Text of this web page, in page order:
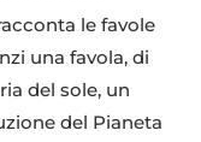
le favole
una favola, di
del sole, un
del Pianeta